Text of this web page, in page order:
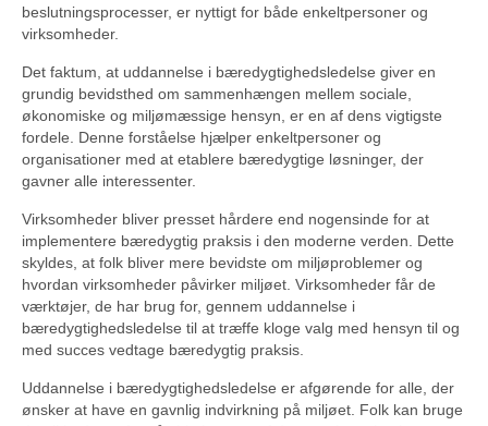
beslutningsprocesser, er nyttigt for både enkeltpersoner og
virksomheder.
Det faktum, at uddannelse i bæredygtighedsledelse giver en
grundig bevidsthed om sammenhængen mellem sociale,
økonomiske og miljømæssige hensyn, er en af ​​dens vigtigste
fordele. Denne forståelse hjælper enkeltpersoner og
organisationer med at etablere bæredygtige løsninger, der
gavner alle interessenter.
Virksomheder bliver presset hårdere end nogensinde for at
implementere bæredygtig praksis i den moderne verden. Dette
skyldes, at folk bliver mere bevidste om miljøproblemer og
hvordan virksomheder påvirker miljøet. Virksomheder får de
værktøjer, de har brug for, gennem uddannelse i
bæredygtighedsledelse til at træffe kloge valg med hensyn til og
med succes vedtage bæredygtig praksis.
Uddannelse i bæredygtighedsledelse er afgørende for alle, der
ønsker at have en gavnlig indvirkning på miljøet. Folk kan bruge